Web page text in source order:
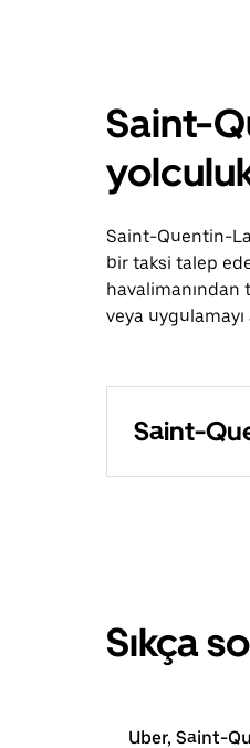
Saint-
Saint-Quentin-
bir taksi talep
havalimanından
veya
Saint-
Sıkça
Uber, Saint-